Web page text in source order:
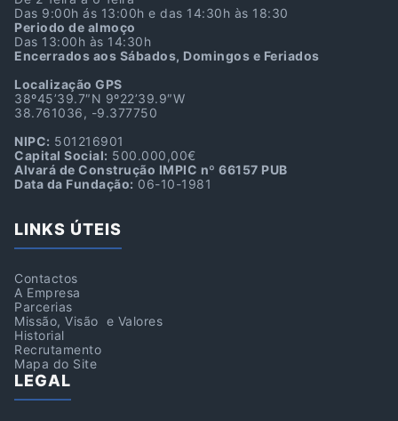
Das 9:00h ás 13:00h e das 14:30h às 18:30
Periodo de almoço
Das 13:00h às 14:30h
Encerrados aos Sábados, Domingos e Feriados
Localização GPS
38º45’39.7″N 9º22’39.9″W
38.761036, -9.377750
NIPC: 501216901
Capital Social: 500.000,00€
Alvará de Construção IMPIC nº 66157 PUB
Data da Fundação: 06-10-1981
LINKS ÚTEIS
Contactos
A Empresa
Parcerias
Missão, Visão e Valores
Historial
Recrutamento
Mapa do Site
LEGAL